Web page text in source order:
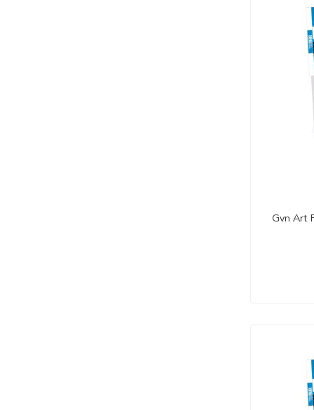
Gvn Art